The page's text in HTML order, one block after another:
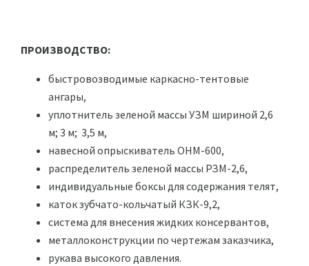
ПРОИЗВОДСТВО:
быстровозводимые каркасно-тентовые
ангары,
уплотнитель зеленой массы УЗМ шириной 2,6
м; 3 м; 3,5 м,
навесной опрыскиватель ОНМ-600,
распределитель зеленой массы РЗМ-2,6,
индивидуальные боксы для содержания телят,
каток зубчато-кольчатый КЗК-9,2,
система для внесения жидких консервантов,
металлоконструкции по чертежам заказчика,
рукава высокого давления.